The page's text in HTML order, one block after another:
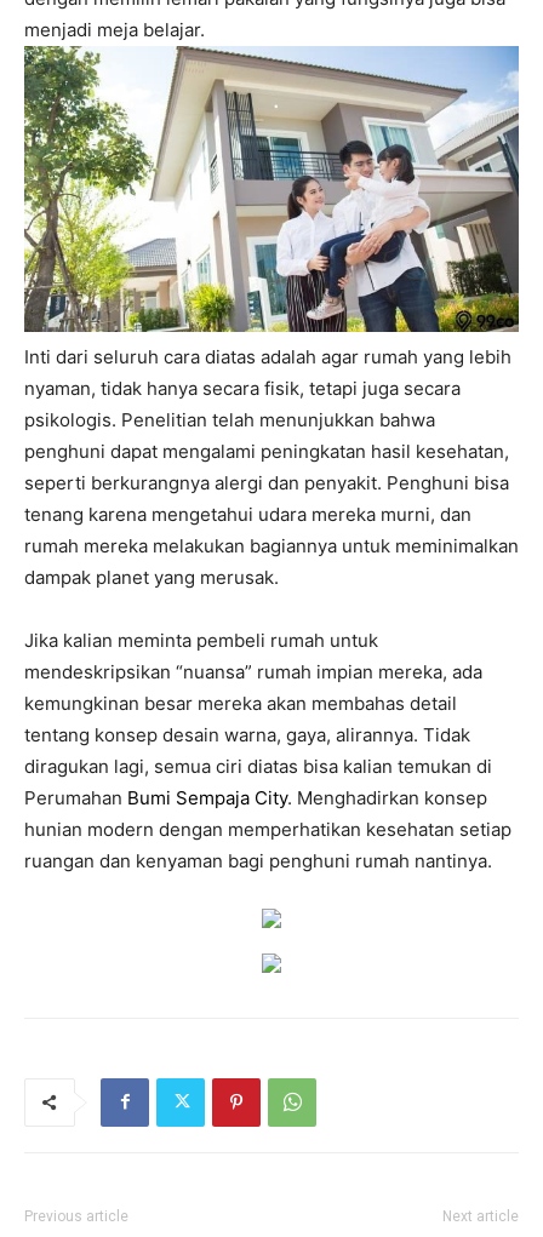
menjadi meja belajar.
Inti dari seluruh cara diatas adalah agar rumah yang lebih
nyaman, tidak hanya secara fisik, tetapi juga secara
psikologis. Penelitian telah menunjukkan bahwa
penghuni dapat mengalami peningkatan hasil kesehatan,
seperti berkurangnya alergi dan penyakit. Penghuni bisa
tenang karena mengetahui udara mereka murni, dan
rumah mereka melakukan bagiannya untuk meminimalkan
dampak planet yang merusak.
Jika kalian meminta pembeli rumah untuk
mendeskripsikan “nuansa” rumah impian mereka, ada
kemungkinan besar mereka akan membahas detail
tentang konsep desain warna, gaya, alirannya. Tidak
diragukan lagi, semua ciri diatas bisa kalian temukan di
Perumahan Bumi Sempaja City. Menghadirkan konsep
hunian modern dengan memperhatikan kesehatan setiap
ruangan dan kenyaman bagi penghuni rumah nantinya.
Previous article Next article